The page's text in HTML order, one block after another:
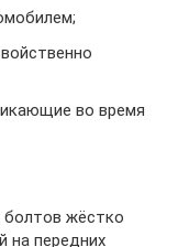
во время
болтов жёстко
на передних